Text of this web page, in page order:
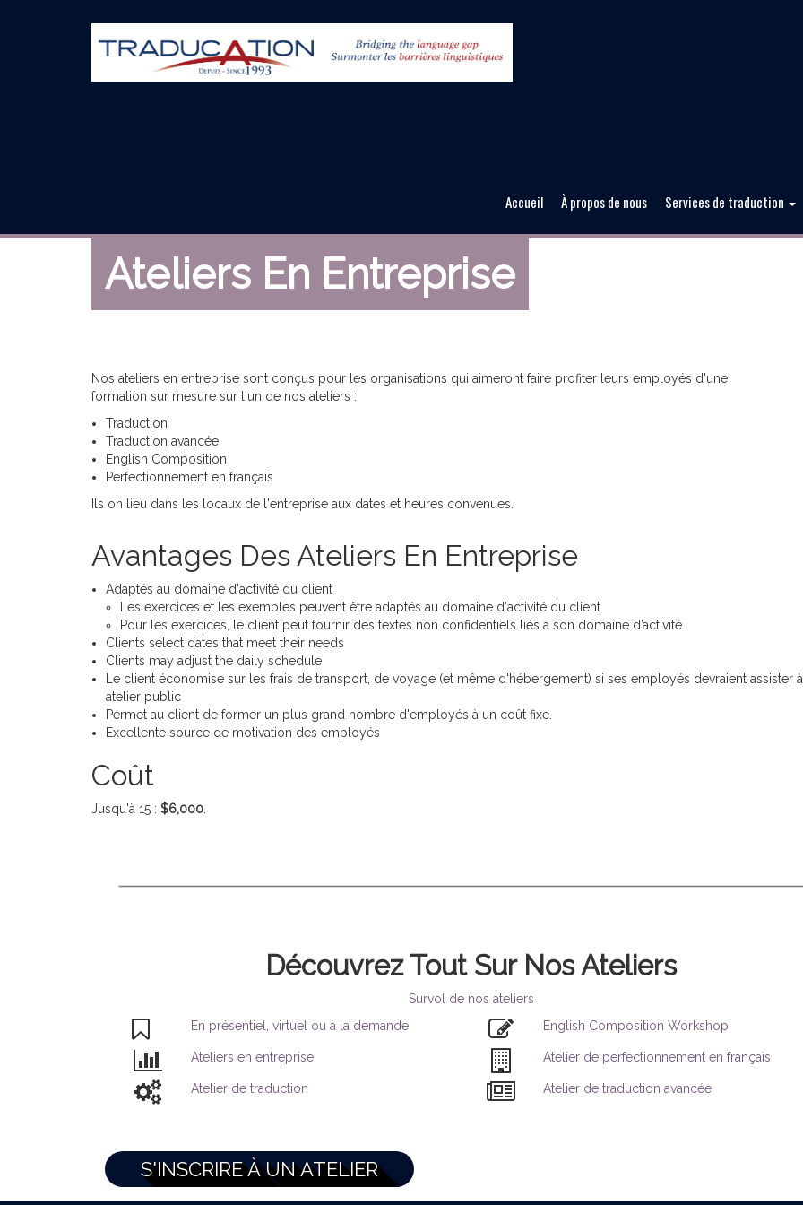
Accueil À propos de nous Services de traduction
Ateliers En Entreprise
Nos ateliers en entreprise sont conçus pour les organisations qui aimeront faire profiter leurs employés d'une
formation sur mesure sur l'un de nos ateliers :
Traduction
Traduction avancée
English Composition
Perfectionnement en français
Ils on lieu dans les locaux de l'entreprise aux dates et heures convenues.
Avantages Des Ateliers En Entreprise
Adaptés au domaine d'activité du client
Les exercices et les exemples peuvent être adaptés au domaine d'activité du client
Pour les exercices, le client peut fournir des textes non confidentiels liés à son domaine d’activité
Clients select dates that meet their needs
Clients may adjust the daily schedule
Le client économise sur les frais de transport, de voyage (et même d'hébergement) si ses employés devraient assister
atelier public
Permet au client de former un plus grand nombre d'employés à un coût fixe.
Excellente source de motivation des employés
Coût
Jusqu'à 15 : $6,000
Découvrez Tout Sur Nos Ateliers
Survol de nos ateliers
En présentiel, virtuel ou à la demande
English Composition Workshop
Ateliers en entreprise Atelier de perfectionnement en français
Atelier de traduction Atelier de traduction avancée
S'INSCRIRE À UN ATELIER